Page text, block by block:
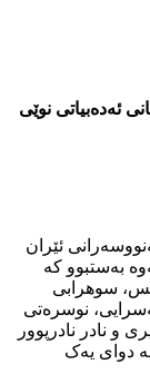
ئه‌ده‌بياتی نوێی
ئێران
به‌ستبوو که‌
سوهرابی
نوسره‌تی
و نادر نادرپوور
دوای يه‌ک